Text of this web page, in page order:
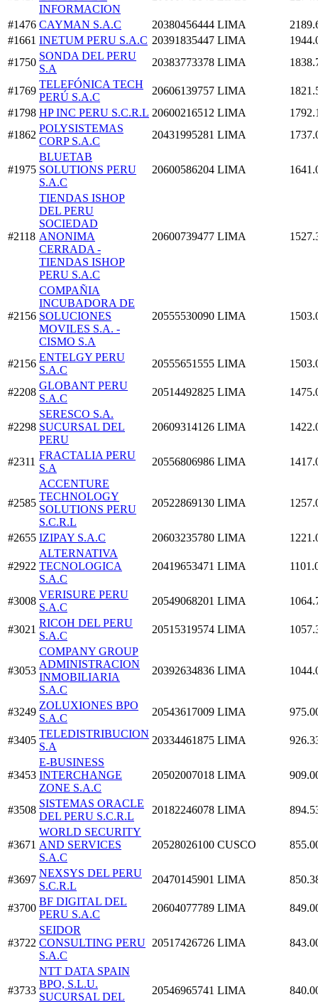
INFORMACION
#1476 CAYMAN S.A.C 20380456444 LIMA
#1661 INETUM PERU S.A.C 20391835447 LIMA
#1750
SONDA DEL PERU
S.A
20383773378 LIMA
#1769
TELEFÓNICA TECH
PERÚ S.A.C
20606139757 LIMA
#1798 HP INC PERU S.C.R.L 20600216512 LIMA
#1862
POLYSISTEMAS
CORP S.A.C
20431995281 LIMA
#1975
BLUETAB
SOLUTIONS PERU
S.A.C
20600586204 LIMA
#2118
TIENDAS ISHOP
DEL PERU
SOCIEDAD
ANONIMA
CERRADA -
TIENDAS ISHOP
PERU S.A.C
20600739477 LIMA
#2156
COMPAÑIA
INCUBADORA DE
SOLUCIONES
MOVILES S.A. -
CISMO S.A
20555530090 LIMA
#2156
ENTELGY PERU
S.A.C
20555651555 LIMA
#2208
GLOBANT PERU
S.A.C
20514492825 LIMA
#2298
SERESCO S.A.
SUCURSAL DEL
PERU
20609314126 LIMA
#2311
FRACTALIA PERU
S.A
20556806986 LIMA
#2585
ACCENTURE
TECHNOLOGY
SOLUTIONS PERU
S.C.R.L
20522869130 LIMA
#2655 IZIPAY S.A.C 20603235780 LIMA
#2922
ALTERNATIVA
TECNOLOGICA
S.A.C
20419653471 LIMA
#3008
VERISURE PERU
S.A.C
20549068201 LIMA
#3021
RICOH DEL PERU
S.A.C
20515319574 LIMA
#3053
COMPANY GROUP
ADMINISTRACION
INMOBILIARIA
S.A.C
20392634836 LIMA
#3249
ZOLUXIONES BPO
S.A.C
20543617009 LIMA
#3405
TELEDISTRIBUCION
S.A
20334461875 LIMA
#3453
E-BUSINESS
INTERCHANGE
ZONE S.A.C
20502007018 LIMA
#3508
SISTEMAS ORACLE
DEL PERU S.C.R.L
20182246078 LIMA
#3671
WORLD SECURITY
AND SERVICES
S.A.C
20528026100 CUSCO
#3697
NEXSYS DEL PERU
S.C.R.L
20470145901 LIMA
#3700
BF DIGITAL DEL
PERU S.A.C
20604077789 LIMA
#3722
SEIDOR
CONSULTING PERU
S.A.C
20517426726 LIMA
#3733
NTT DATA SPAIN
BPO, S.L.U.
SUCURSAL DEL
20546965741 LIMA